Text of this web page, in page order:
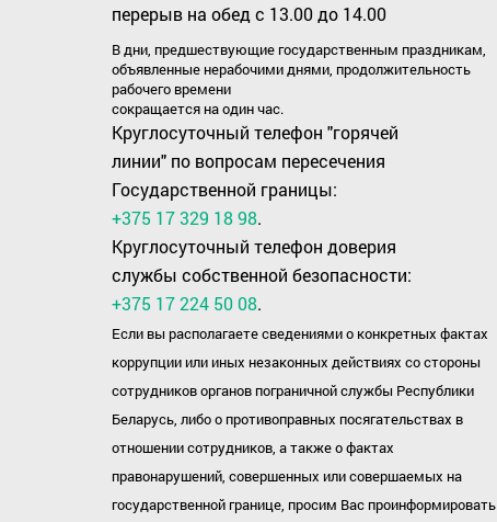
перерыв на обед с 13.00 до 14.00
В дни, предшествующие государственным праздникам,
объявленные нерабочими днями, продолжительность
рабочего времени
сокращается на один час.
Круглосуточный телефон "горячей
линии" по вопросам пересечения
Государственной границы:
+375 17 329 18 98.
Круглосуточный телефон доверия
службы собственной безопасности:
+375 17 224 50 08.
Если вы располагаете сведениями о конкретных фактах
коррупции или иных незаконных действиях со стороны
сотрудников органов пограничной службы Республики
Беларусь, либо о противоправных посягательствах в
отношении сотрудников, а также о фактах
правонарушений, совершенных или совершаемых на
государственной границе, просим Вас проинформировать